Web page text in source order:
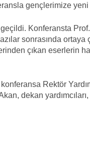
gençlerimize
Konferansta
sonrasında
çıkan eserlerin
Rektör
dekan